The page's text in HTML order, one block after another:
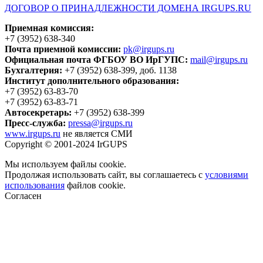
ДОГОВОР О ПРИНАДЛЕЖНОСТИ ДОМЕНА IRGUPS.RU
Приемная комиссия:
+7 (3952) 638-340
Почта приемной комиссии: pk@irgups.ru
Официальная почта ФГБОУ ВО ИрГУПС: mail@irgups.ru
Бухгалтерия: +7 (3952) 638-399, доб. 1138
Институт дополнительного образования:
+7 (3952) 63-83-70
+7 (3952) 63-83-71
Автосекретарь: +7 (3952) 638-399
Пресс-служба: pressa@irgups.ru
www.irgups.ru не является СМИ
Copyright © 2001-2024 IrGUPS
Мы используем файлы cookie.
Продолжая использовать сайт, вы соглашаетесь с условиями
использования файлов cookie.
Согласен